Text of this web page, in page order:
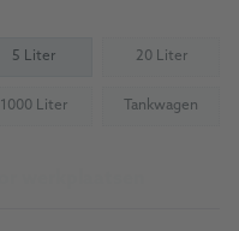
5 Liter 20 Liter
(Not
1000 Liter(Not available)Tankwagen
(Not